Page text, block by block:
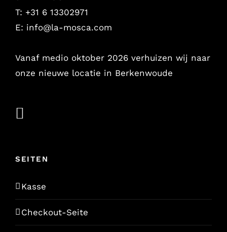
T: +31 6 13302971
E: info@la-mosca.com
Vanaf medio oktober 2026 verhuizen wij naar
onze nieuwe locatie in Berkenwoude
SEITEN
Kasse
Checkout-Seite